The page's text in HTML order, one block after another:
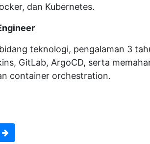
dan Kubernetes.
teknologi, pengalaman 3
GitLab, ArgoCD, serta
container orchestration.